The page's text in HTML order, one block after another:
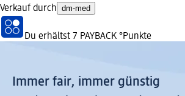
Verkauf durch dm-med
Du erhältst 7 PAYBACK °Punkte
Immer fair,­ immer günstig